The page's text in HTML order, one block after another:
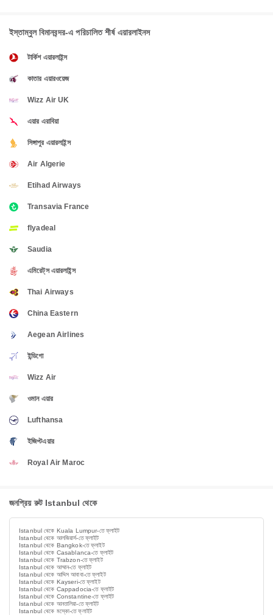
ইস্তাম্বুল বিমানবন্দর-এ পরিচালিত শীর্ষ এয়ারলাইনস
টার্কিশ এয়ারলাইন্স
কাতার এয়ারওয়েজ
Wizz Air UK
এয়ার এরাবিয়া
সিঙ্গাপুর এয়ারলাইন্স
Air Algerie
Etihad Airways
Transavia France
flyadeal
Saudia
এমিরেট্‌স এয়ারলাইন্স
Thai Airways
China Eastern
Aegean Airlines
ইন্ডিগো
Wizz Air
ওমান এয়ার
Lufthansa
ইজিপ্টএয়ার
Royal Air Maroc
জনপ্রিয় রুট Istanbul থেকে
Istanbul থেকে Kuala Lumpur-তে ফ্লাইট
Istanbul থেকে আলজিয়ার্স-তে ফ্লাইট
Istanbul থেকে Bangkok-তে ফ্লাইট
Istanbul থেকে Casablanca-তে ফ্লাইট
Istanbul থেকে Trabzon-তে ফ্লাইট
Istanbul থেকে আম্মান-তে ফ্লাইট
Istanbul থেকে আদ্দিস আবাবা-তে ফ্লাইট
Istanbul থেকে Kayseri-তে ফ্লাইট
Istanbul থেকে Cappadocia-তে ফ্লাইট
Istanbul থেকে Constantine-তে ফ্লাইট
Istanbul থেকে আনতালিয়া-তে ফ্লাইট
Istanbul থেকে মস্কো-তে ফ্লাইট